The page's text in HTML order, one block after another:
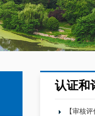
认证和
【审核